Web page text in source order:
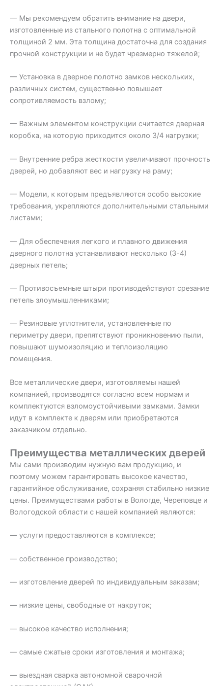
— Мы рекомендуем обратить внимание на двери,
изготовленные из стального полотна с оптимальной
толщиной 2 мм. Эта толщина достаточна для создания
прочной конструкции и не будет чрезмерно тяжелой;
— Установка в дверное полотно замков нескольких,
различных систем, существенно повышает
сопротивляемость взлому;
— Важным элементом конструкции считается дверная
коробка, на которую приходится около 3/4 нагрузки;
— Внутренние ребра жесткости увеличивают прочность
дверей, но добавляют вес и нагрузку на раму;
— Модели, к которым предъявляются особо высокие
требования, укрепляются дополнительными стальными
листами;
— Для обеспечения легкого и плавного движения
дверного полотна устанавливают несколько (3-4)
дверных петель;
— Противосъемные штыри противодействуют срезание
петель злоумышленниками;
— Резиновые уплотнители, установленные по
периметру двери, препятствуют проникновению пыли,
повышают шумоизоляцию и теплоизоляцию
помещения.
Все металлические двери, изготовляемы нашей
компанией, производятся согласно всем нормам и
комплектуются взломоустойчивыми замками. Замки
идут в комплекте к дверям или приобретаются
заказчиком отдельно.
Преимущества металлических дверей
Мы сами производим нужную вам продукцию, и
поэтому можем гарантировать высокое качество,
гарантийное обслуживание, сохраняя стабильно низкие
цены. Преимуществами работы в Вологде, Череповце и
Вологодской области с нашей компанией являются:
— услуги предоставляются в комплексе;
— собственное производство;
— изготовление дверей по индивидуальным заказам;
— низкие цены, свободные от накруток;
— высокое качество исполнения;
— самые сжатые сроки изготовления и монтажа;
— выездная сварка автономной сварочной